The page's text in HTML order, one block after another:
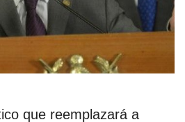
que reemplazará a